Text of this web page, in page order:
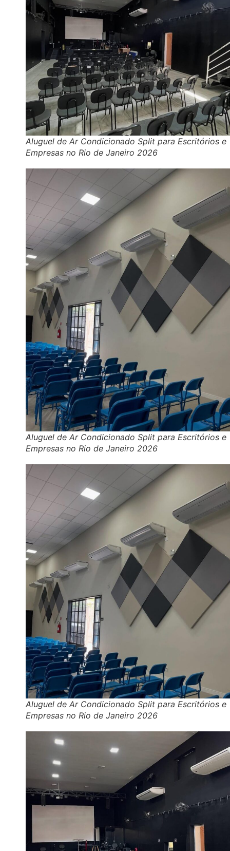
Aluguel de Ar Condicionado Split para Escritórios e
Empresas no Rio de Janeiro 2026
Aluguel de Ar Condicionado Split para Escritórios e
Empresas no Rio de Janeiro 2026
Aluguel de Ar Condicionado Split para Escritórios e
Empresas no Rio de Janeiro 2026